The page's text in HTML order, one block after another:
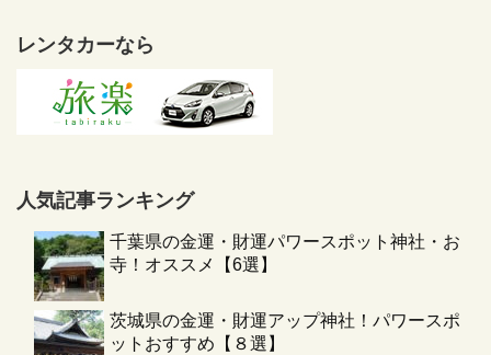
レンタカーなら
人気記事ランキング
千葉県の金運・財運パワースポット神社・お
寺！オススメ【6選】
茨城県の金運・財運アップ神社！パワースポ
ットおすすめ【８選】